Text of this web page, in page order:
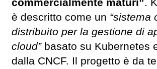
commercialmente maturi”.
è descritto come un “sistema
distribuito per la gestione di
cloud”basato su Kubernetes
dalla CNCF. Il progetto è da